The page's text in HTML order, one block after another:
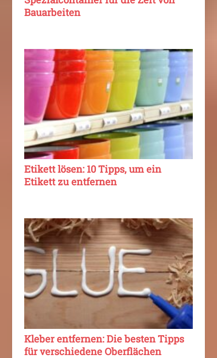
Bauarbeiten
Etikett lösen: 10 Tipps, um ein
Etikett zu entfernen
Kleber entfernen: Die besten Tipps
für verschiedene Oberflächen